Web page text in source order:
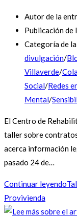
Autor de la
Publicación de
Categoría de
divulgación/
Villaverde/
Social/Redes
Mental/
El Centro de
taller sobre
acerca información
pasado 24 de…
Continuar leyendo
Provivienda